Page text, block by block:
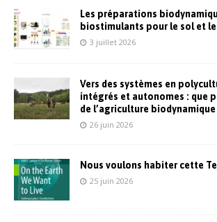
Les préparations
biostimulants pour le sol et
3 juillet 2026
Vers des systèmes en
intégrés et autonomes : que
de l’agriculture biodynamique
26 juin 2026
Nous voulons habiter cette
25 juin 2026